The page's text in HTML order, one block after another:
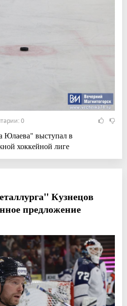
0
Юлаева" выступал в
хоккейной лиге
Кузнецов
предложение